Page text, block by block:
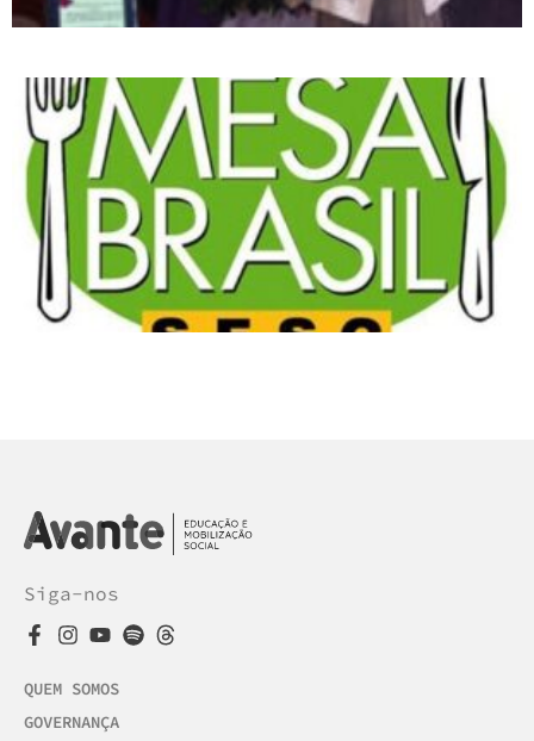
Siga-nos
QUEM SOMOS
GOVERNANÇA